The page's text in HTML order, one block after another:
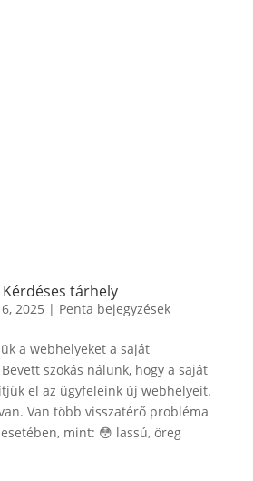
tárhely
2025 | Penta bejegyzések
a webhelyeket a saját
szokás nálunk, hogy a saját
el az ügyfeleink új webhelyeit.
Van több visszatérő probléma
mint: 😳 lassú, öreg